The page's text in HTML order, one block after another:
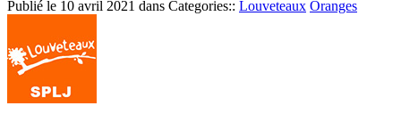
Publié le 10 avril 2021 dans Categories:: Louveteaux Oranges